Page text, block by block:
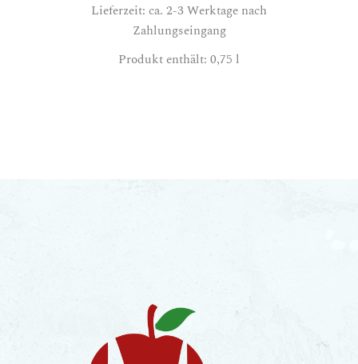
Lieferzeit: ca. 2-3 Werktage nach
Zahlungseingang
Produkt enthält: 0,75 l